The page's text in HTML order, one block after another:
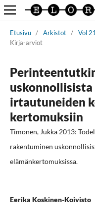
Etusivu / Arkistot / Vol
Kirja-arviot
irtautuneiden
kertomuksiin
Timonen, Jukka 2013:
rakentuminen
elämänkertomuksissa.
Eerika Koskinen-Koivisto